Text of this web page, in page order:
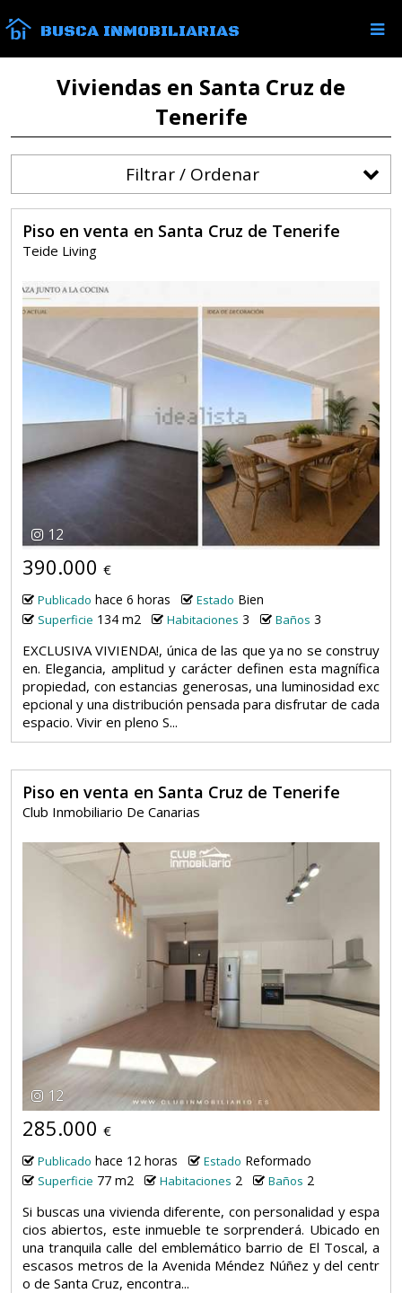
BUSCA INMOBILIARIAS
Viviendas en Santa Cruz de
Tenerife
Filtrar / Ordenar
Piso en venta en Santa Cruz de Tenerife
Teide Living
12
390.000 €
Publicado hace 6 horas Estado Bien
Superficie 134 m2 Habitaciones 3 Baños 3
EXCLUSIVA VIVIENDA!, única de las que ya no se construy
en. Elegancia, amplitud y carácter definen esta magnífica
propiedad, con estancias generosas, una luminosidad exc
epcional y una distribución pensada para disfrutar de cada
espacio. Vivir en pleno S...
Piso en venta en Santa Cruz de Tenerife
Club Inmobiliario De Canarias
12
285.000 €
Publicado hace 12 horas Estado Reformado
Superficie 77 m2 Habitaciones 2 Baños 2
Si buscas una vivienda diferente, con personalidad y espa
cios abiertos, este inmueble te sorprenderá. Ubicado en
una tranquila calle del emblemático barrio de El Toscal, a
escasos metros de la Avenida Méndez Núñez y del centr
o de Santa Cruz, encontra...